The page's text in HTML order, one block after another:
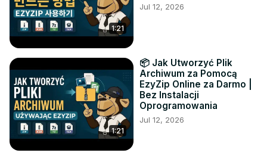
1:21
Jul 12, 2026
1:21
📦 Jak Utworzyć Plik
Archiwum za Pomocą
EzyZip Online za Darmo |
Bez Instalacji
Oprogramowania
Jul 12, 2026